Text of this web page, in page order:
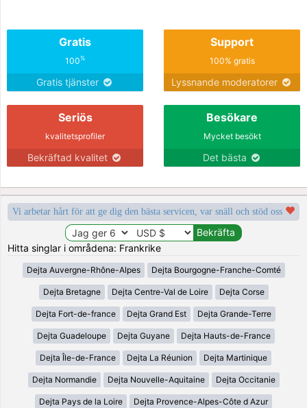
Gratis
100%
Gratis tjänster
Support
100% gratis
Lyssnande moderatorer
Seriös
kvalitetsprofiler
Bekräftad kvalitet
Besökare
Mycket besökt
Det bästa
Vi arbetar hårt för att ge dig den bästa servicen, var snäll och stöd oss
Hitta singlar i områdena: Frankrike
Dejta Auvergne-Rhône-Alpes Dejta Bourgogne-Franche-Comté
Dejta Bretagne Dejta Centre-Val de Loire Dejta Corse
Dejta Fort-de-france Dejta Grand Est Dejta Grande-Terre
Dejta Guadeloupe Dejta Guyane Dejta Hauts-de-France
Dejta Île-de-France Dejta La Réunion Dejta Martinique
Dejta Normandie Dejta Nouvelle-Aquitaine Dejta Occitanie
Dejta Pays de la Loire Dejta Provence-Alpes-Côte d Azur